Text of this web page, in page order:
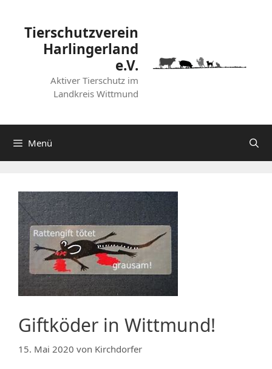
springenTierschutzverein
Harlingerland
e.V.
Aktiver Tierschutz im
Landkreis Wittmund
Menü
Giftköder in Wittmund!
15. Mai 2020 von Kirchdorfer